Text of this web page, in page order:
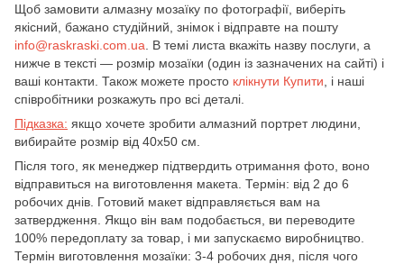
Щоб замовити алмазну мозаїку по фотографії, виберіть
якісний, бажано студійний, знімок і відправте на пошту
info@raskraski.com.ua . В темі листа вкажіть назву послуги, а
нижче в тексті — розмір мозаїки (один із зазначених на сайті) і
ваші контакти. Також можете просто клікнути Купити , і наші
співробітники розкажуть про всі деталі.
Підказка: якщо хочете зробити алмазний портрет людини,
вибирайте розмір від 40х50 см.
Після того, як менеджер підтвердить отримання фото, воно
відправиться на виготовлення макета. Термін: від 2 до 6
робочих днів. Готовий макет відправляється вам на
затвердження. Якщо він вам подобається, ви переводите
100% передоплату за товар, і ми запускаємо виробництво.
Термін виготовлення мозаїки: 3-4 робочих дня, після чого